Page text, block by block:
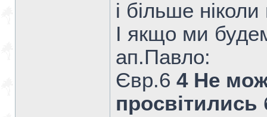
і більше
І якщо ми
ап.Павло:
Євр.6 4 Не
просвітились